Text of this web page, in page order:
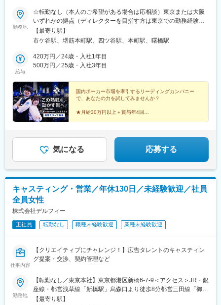
勤務地
☆転勤なし（本人のご希望がある場合は応相談）東京または大阪
いずれかの拠点（ディレクターを目指す方は東京での勤務経験が
必要となります）■東京拠点東京都新宿区市谷本村町2-21 市ヶ谷
キャナルコート3F■大阪拠点大阪府大阪市中央区南本町2丁目1-1
トロ・都営新宿線「市ヶ谷駅」「四ツ谷駅」より徒歩5分○大阪拠
点「堺筋本町」駅より徒歩1分「本町」駅より徒歩8分
【最寄り駅】
市ケ谷駅、堺筋本町駅、四ツ谷駅、本町駅、曙橋駅
給与
420万円／24歳・入社1年目
500万円／25歳・入社3年目
国内ポーカー市場を牽引するリーディングカンパニー
で、あなたの力を試してみませんか？
★月給30万円以上＋賞与年4回
気になる 応募する
キャスティング・営業／年休130日／未経験歓迎／社員
全員女性
株式会社デルフィー
正社員 転勤なし 職種未経験歓迎 業種未経験歓迎
仕事内容
【クリエイティブにチャレンジ！】広告タレントのキャスティン
グ提案・交渉、契約管理など
勤務地
【転勤なし／東京本社】東京都港区新橋6-7-9＜アクセス＞JR・銀
座線・都営浅草線「新橋駅」烏森口より徒歩8分都営三田線「御成
門駅」A4出口より徒歩5分※受動喫煙対策：屋内全面禁煙
【最寄り駅】